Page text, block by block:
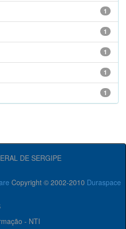
1
1
1
1
1
DE SERGIPE
Copyright © 2002-2010 Duraspace
- NTI